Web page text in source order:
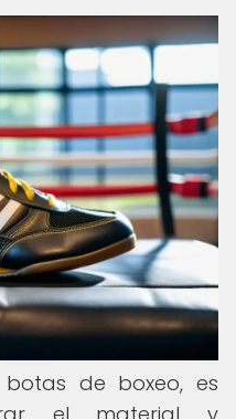
de boxeo, es